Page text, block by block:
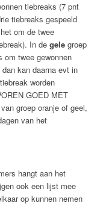
tiebreaks (7 pnt
tiebreaks gespeeld
om de twee
In de gelegroep
twee gewonnen
kan daarna evt in
worden
GOED MET
groep oranje of geel,
van het
hangt aan het
ook een lijst mee
op kunnen nemen